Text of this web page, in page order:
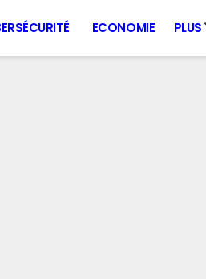
ECONOMIE PLUS